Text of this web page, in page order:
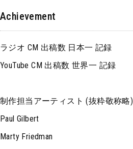
Achievement
ラジオ CM 出稿数 日本一 記録
YouTube CM 出稿数 世界一 記録
制作担当アーティスト (抜粋敬称略)
Paul Gilbert
Marty Friedman